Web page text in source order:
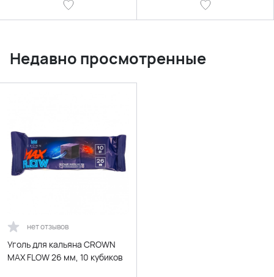
Недавно просмотренные
нет отзывов
Уголь для кальяна CROWN
MAX FLOW 26 мм, 10 кубиков